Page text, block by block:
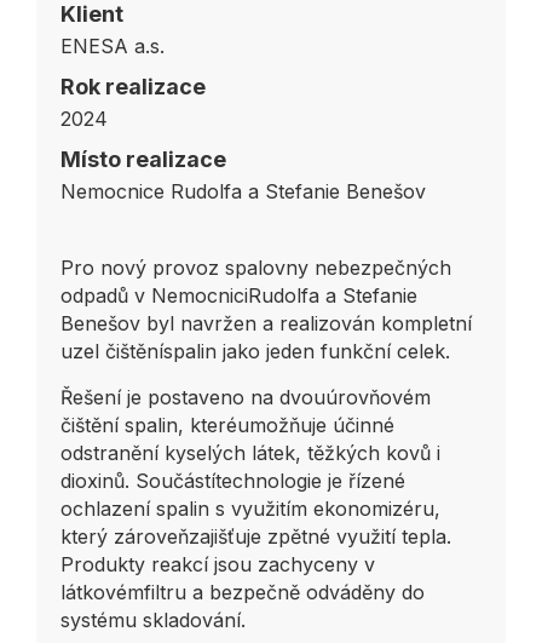
Klient
ENESA a.s.
Rok realizace
2024
Místo realizace
Nemocnice Rudolfa a Stefanie Benešov
Pro nový provoz spalovny nebezpečných
odpadů v NemocniciRudolfa a Stefanie
Benešov byl navržen a realizován kompletní
uzel čištěníspalin jako jeden funkční celek.
Řešení je postaveno na dvouúrovňovém
čištění spalin, kteréumožňuje účinné
odstranění kyselých látek, těžkých kovů i
dioxinů. Součástítechnologie je řízené
ochlazení spalin s využitím ekonomizéru,
který zároveňzajišťuje zpětné využití tepla.
Produkty reakcí jsou zachyceny v
látkovémfiltru a bezpečně odváděny do
systému skladování.